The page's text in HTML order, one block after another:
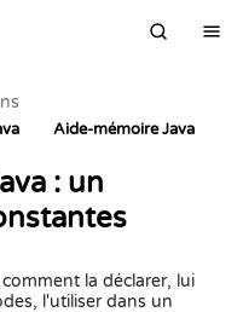
Aide-mémoire Java
: un
la déclarer, lui
l'utiliser dans un